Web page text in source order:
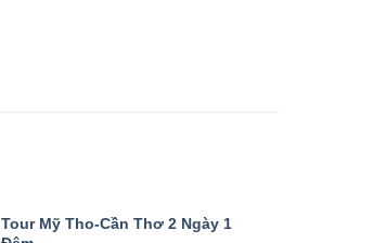
Tour Mỹ Tho-Cần Thơ 2 Ngày 1